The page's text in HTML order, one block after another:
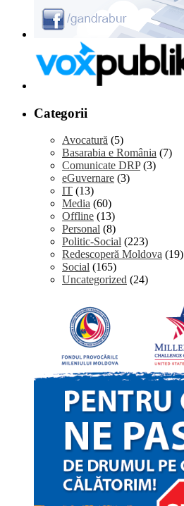
Categorii
Avocatură (5)
Basarabia e România (7)
Comunicate DRP(3)
eGuvernare (3)
IT (13)
Media (60)
Offline (13)
Personal (8)
Politic-Social (223)
Redescoperă Moldova (19)
Social (165)
Uncategorized (24)